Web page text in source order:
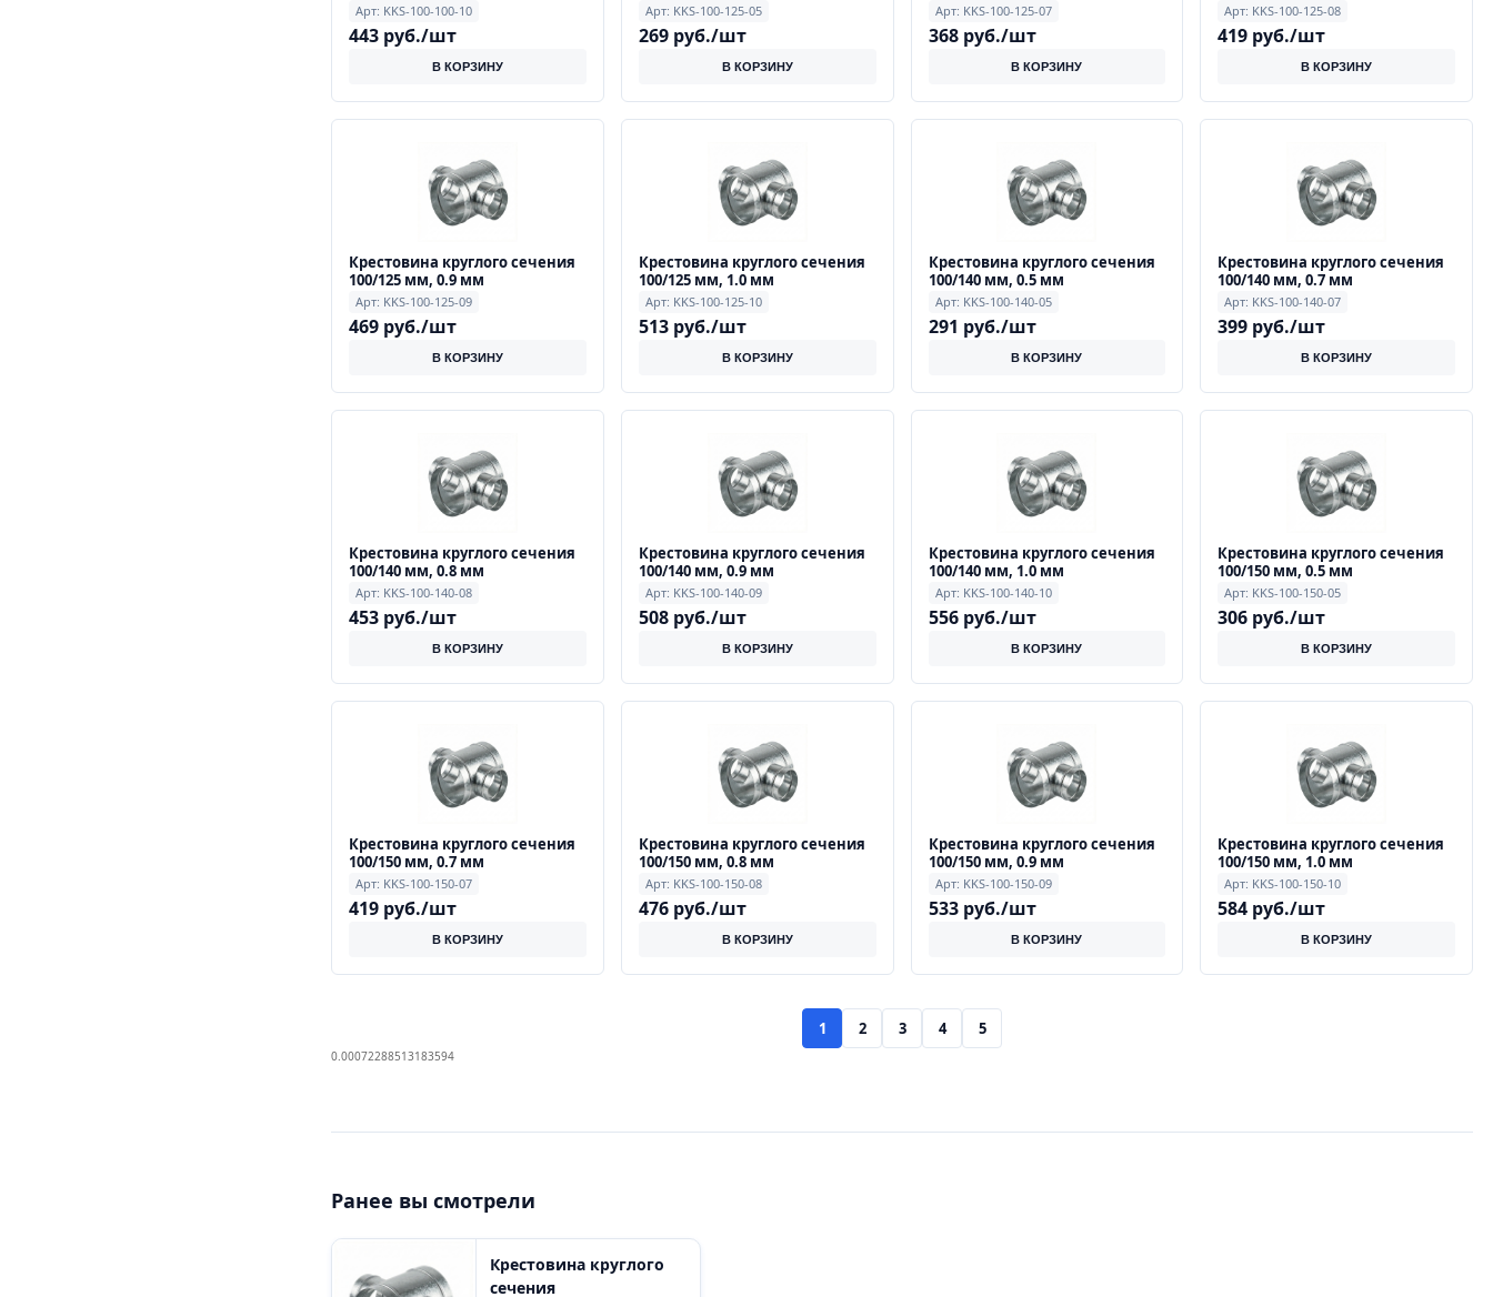
Арт: KKS-100-100-10
443 руб./шт
В КОРЗИНУ
Арт: KKS-100-125-05
269 руб./шт
В КОРЗИНУ
Арт: KKS-100-125-07
368 руб./шт
В КОРЗИНУ
Арт: KKS-100-125-08
419 руб./шт
В КОРЗИНУ
Крестовина круглого сечения
100/125 мм, 0.9 мм
Арт: KKS-100-125-09
469 руб./шт
В КОРЗИНУ
Крестовина круглого сечения
100/125 мм, 1.0 мм
Арт: KKS-100-125-10
513 руб./шт
В КОРЗИНУ
Крестовина круглого сечения
100/140 мм, 0.5 мм
Арт: KKS-100-140-05
291 руб./шт
В КОРЗИНУ
Крестовина круглого сечения
100/140 мм, 0.7 мм
Арт: KKS-100-140-07
399 руб./шт
В КОРЗИНУ
Крестовина круглого сечения
100/140 мм, 0.8 мм
Арт: KKS-100-140-08
453 руб./шт
В КОРЗИНУ
Крестовина круглого сечения
100/140 мм, 0.9 мм
Арт: KKS-100-140-09
508 руб./шт
В КОРЗИНУ
Крестовина круглого сечения
100/140 мм, 1.0 мм
Арт: KKS-100-140-10
556 руб./шт
В КОРЗИНУ
Крестовина круглого сечения
100/150 мм, 0.5 мм
Арт: KKS-100-150-05
306 руб./шт
В КОРЗИНУ
Крестовина круглого сечения
100/150 мм, 0.7 мм
Арт: KKS-100-150-07
419 руб./шт
В КОРЗИНУ
Крестовина круглого сечения
100/150 мм, 0.8 мм
Арт: KKS-100-150-08
476 руб./шт
В КОРЗИНУ
Крестовина круглого сечения
100/150 мм, 0.9 мм
Арт: KKS-100-150-09
533 руб./шт
В КОРЗИНУ
Крестовина круглого сечения
100/150 мм, 1.0 мм
Арт: KKS-100-150-10
584 руб./шт
В КОРЗИНУ
1 2 3 4 5
0.00072288513183594
Ранее вы смотрели
Крестовина круглого
сечения